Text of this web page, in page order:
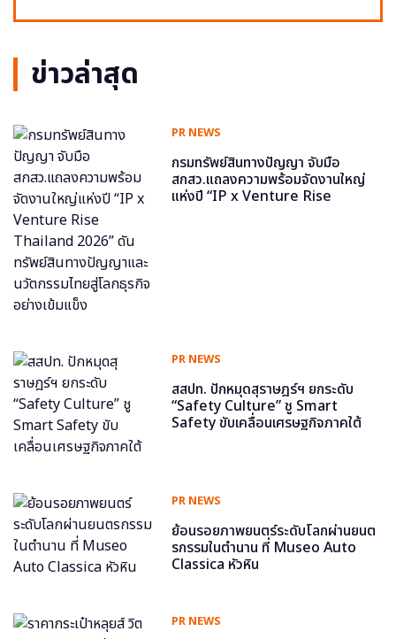
ข่าวล่าสุด
PR NEWS
กรมทรัพย์สินทางปัญญา จับมือ
สกสว.แถลงความพร้อมจัดงานใหญ่
แห่งปี “IP x Venture Rise
PR NEWS
สสปท. ปักหมุดสุราษฎร์ฯ ยกระดับ
“Safety Culture” ชู Smart
Safety ขับเคลื่อนเศรษฐกิจภาคใต้
PR NEWS
ย้อนรอยภาพยนตร์ระดับโลกผ่านยนต
รกรรมในตำนาน ที่ Museo Auto
Classica หัวหิน
PR NEWS